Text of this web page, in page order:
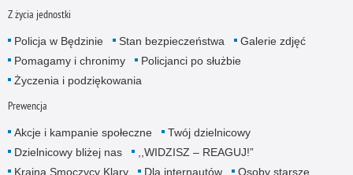
Z życia jednostki
Policja w Będzinie Stan bezpieczeństwa
Galerie zdjęć
Pomagamy i chronimy
Policjanci po służbie
Życzenia i podziękowania
Prewencja
Akcje i kampanie społeczne
Twój dzielnicowy
Dzielnicowy bliżej nas
,,WIDZISZ – REAGUJ!”
Kraina Smoczycy Klary
Dla internautów
Osoby starsze